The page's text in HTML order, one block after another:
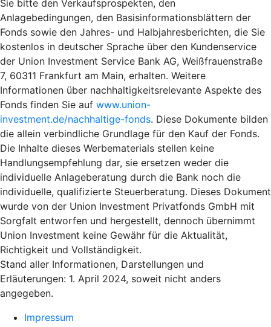
Sie bitte den Verkaufsprospekten, den
Anlagebedingungen, den Basisinformationsblättern der
Fonds sowie den Jahres- und Halbjahresberichten, die Sie
kostenlos in deutscher Sprache über den Kundenservice
der Union Investment Service Bank AG, Weißfrauenstraße
7, 60311 Frankfurt am Main, erhalten. Weitere
Informationen über nachhaltigkeitsrelevante Aspekte des
Fonds finden Sie auf www.union-
investment.de/nachhaltige-fonds. Diese Dokumente bilden
die allein verbindliche Grundlage für den Kauf der Fonds.
Die Inhalte dieses Werbematerials stellen keine
Handlungsempfehlung dar, sie ersetzen weder die
individuelle Anlageberatung durch die Bank noch die
individuelle, qualifizierte Steuerberatung. Dieses Dokument
wurde von der Union Investment Privatfonds GmbH mit
Sorgfalt entworfen und hergestellt, dennoch übernimmt
Union Investment keine Gewähr für die Aktualität,
Richtigkeit und Vollständigkeit.
Stand aller Informationen, Darstellungen und
Erläuterungen: 1. April 2024, soweit nicht anders
angegeben.
Impressum